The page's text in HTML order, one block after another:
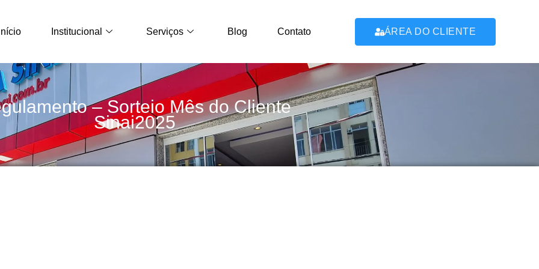
Institucional Serviços Blog Contato ÁREA DO CLIENTE
– Sorteio Mês do Cliente
Sinai2025